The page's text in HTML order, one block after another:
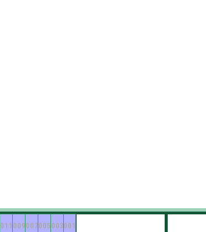
001
003
005
007
009
011